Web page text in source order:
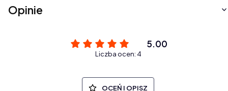
Opinie
5.00
Liczba ocen: 4
OCEŃ I OPISZ